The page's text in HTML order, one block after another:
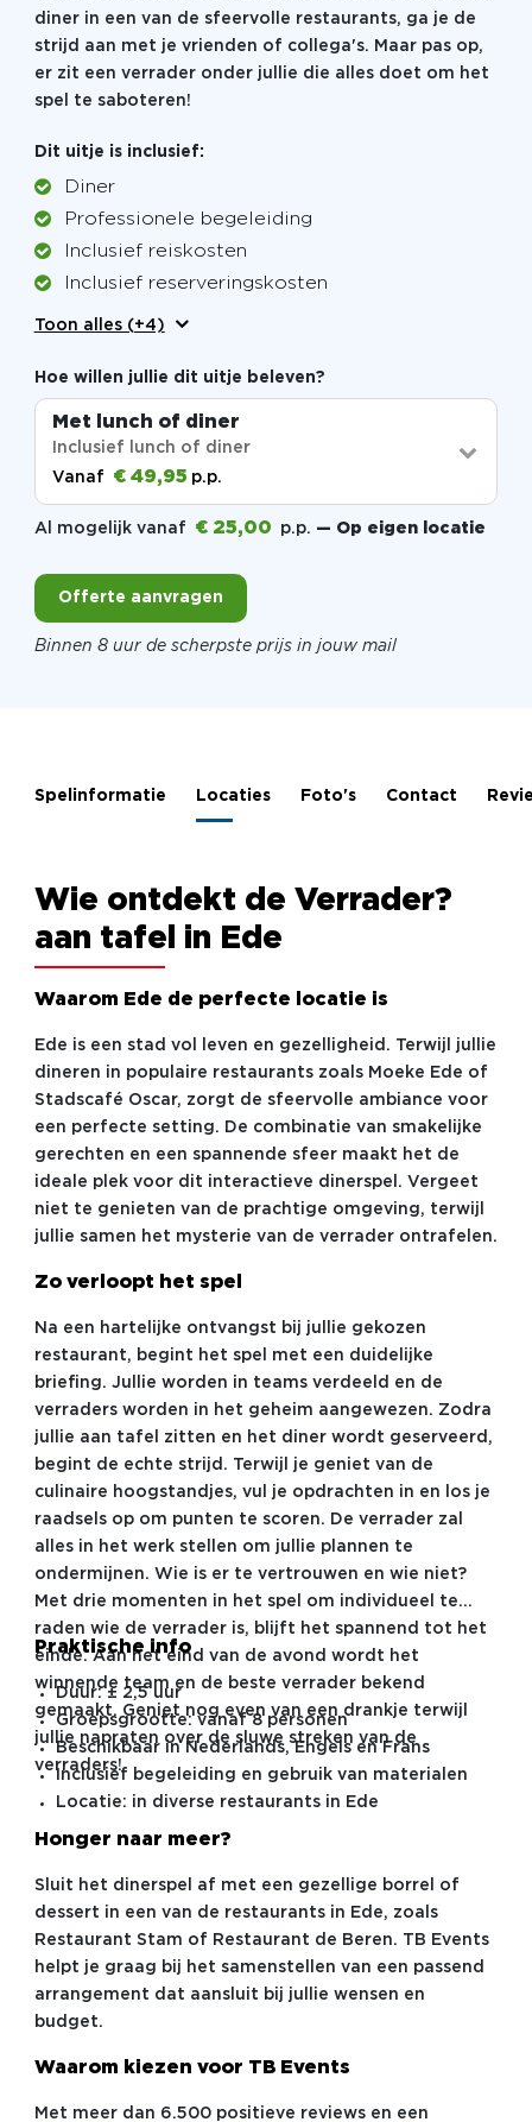
diner in een van de sfeervolle restaurants, ga je de
strijd aan met je vrienden of collega's. Maar pas op,
er zit een verrader onder jullie die alles doet om het
spel te saboteren!
Dit uitje is inclusief:
Diner
Professionele begeleiding
Inclusief reiskosten
Inclusief reserveringskosten
Toon alles (+4)
Hoe willen jullie dit uitje beleven?
Met lunch of diner
Inclusief lunch of diner
Vanaf € 49,95 p.p.
Al mogelijk vanaf € 25,00 p.p. — Op eigen locatie
Offerte aanvragen
Binnen 8 uur de scherpste prijs in jouw mail
Spelinformatie Locaties Foto's Contact
Wie ontdekt de Verrader?
aan tafel in Ede
Waarom Ede de perfecte locatie is
Ede is een stad vol leven en gezelligheid. Terwijl jullie
dineren in populaire restaurants zoals Moeke Ede of
Stadscafé Oscar, zorgt de sfeervolle ambiance voor
een perfecte setting. De combinatie van smakelijke
gerechten en een spannende sfeer maakt het de
ideale plek voor dit interactieve dinerspel. Vergeet
niet te genieten van de prachtige omgeving, terwijl
jullie samen het mysterie van de verrader ontrafelen.
Zo verloopt het spel
Na een hartelijke ontvangst bij jullie gekozen
restaurant, begint het spel met een duidelijke
briefing. Jullie worden in teams verdeeld en de
verraders worden in het geheim aangewezen. Zodra
jullie aan tafel zitten en het diner wordt geserveerd,
begint de echte strijd. Terwijl je geniet van de
culinaire hoogstandjes, vul je opdrachten in en los je
raadsels op om punten te scoren. De verrader zal
alles in het werk stellen om jullie plannen te
ondermijnen. Wie is er te vertrouwen en wie niet?
Met drie momenten in het spel om individueel te
raden wie de verrader is, blijft het spannend tot het
einde. Aan het eind van de avond wordt het
winnende team en de beste verrader bekend
gemaakt. Geniet nog even van een drankje terwijl
jullie napraten over de sluwe streken van de
verraders!
Praktische info
Duur: ± 2,5 uur
Groepsgrootte: vanaf 8 personen
Beschikbaar in Nederlands, Engels en Frans
Inclusief begeleiding en gebruik van materialen
Locatie: in diverse restaurants in Ede
Honger naar meer?
Sluit het dinerspel af met een gezellige borrel of
dessert in een van de restaurants in Ede, zoals
Restaurant Stam of Restaurant de Beren. TB Events
helpt je graag bij het samenstellen van een passend
arrangement dat aansluit bij jullie wensen en
budget.
Waarom kiezen voor TB Events
Met meer dan 6.500 positieve reviews en een